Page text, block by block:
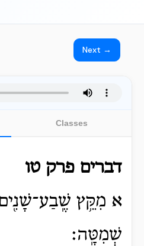
Next →
Classes
דברים פרק טו
א מִקֵּ֥ץ
שְׁמִטָּֽה׃